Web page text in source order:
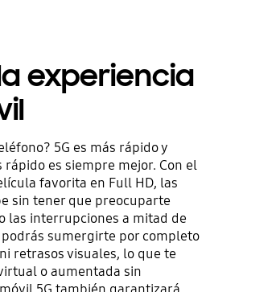
experiencia
5G es más rápido y
es siempre mejor. Con el
favorita en Full HD, las
sin tener que preocuparte
las interrupciones a mitad de
sumergirte por completo
retrasos visuales, lo que te
o aumentada sin